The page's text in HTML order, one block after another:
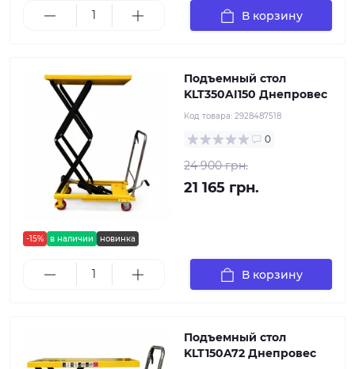
В корзину
-15% в наличии новинка
Подъемный стол
KLT350AI150 Днепровес
Код товара: 2928487518
0
24 900 грн.
21 165 грн.
В корзину
Подъемный стол
KLT150A72 Днепровес